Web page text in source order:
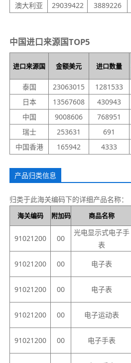
澳大利亚
29039422 3889226
中国进口来源国TOP5
进口来源国 金额美元 进口数量
泰国 23063015 1281533
日本
13567608 430943
中国
9008606 768951
瑞士
253631 691
中国香港
165942 4333
产品归类信息
归类于此海关编码下的详细产品名称：
海关编码 附加码 商品名称
91021200 00
光电显示式电子手
表
91021200
00 电子表
91021200
00 电子表
91021200
00 电子运动表
91021200
00 电子手表